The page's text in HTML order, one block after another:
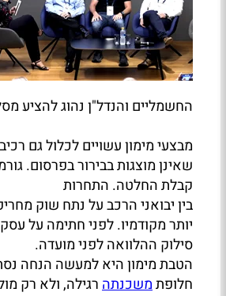
החשמליים והנדל"ן נהוג להציע
מבצעי מימון עשויים לכלול גם
שאינן מוצגות בבירור בפרסום.
קבלת החלטה. התחרות
בין יבואני הרכב על נתח שוק
יותר מקודמיו. לפני חתימה על
סילוק ההלוואה לפני מועדה.
הטבת מימון היא למעשה הנחה
חלופתמשכנתהרגילה, ולא רק